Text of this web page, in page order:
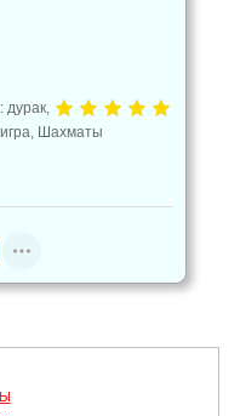
: дурак
игра Шахматы